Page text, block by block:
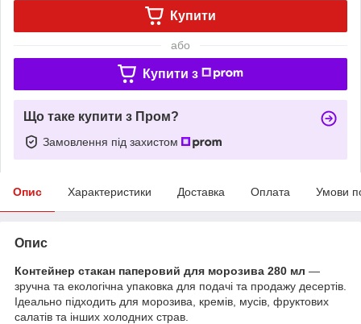
Купити
або
Купити з
Що таке купити з Пром?
Замовлення під захистом
Опис Характеристики Доставка Оплата Умови
Опис
Контейнер стакан паперовий для морозива 280 мл —
зручна та екологічна упаковка для подачі та продажу десертів.
Ідеально підходить для морозива, кремів, мусів, фруктових
салатів та інших холодних страв.